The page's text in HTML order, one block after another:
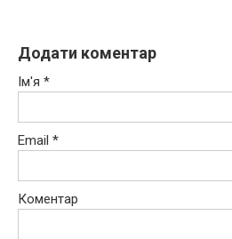
Додати коментар
Ім'я *
Email *
Коментар